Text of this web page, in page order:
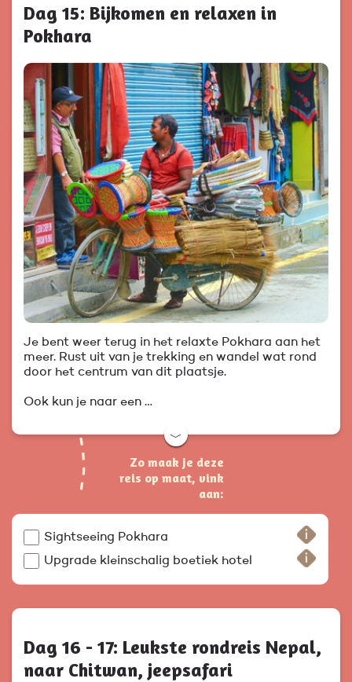
Dag 15: Bijkomen en relaxen in
Pokhara
Je bent weer terug in het relaxte Pokhara aan het
meer. Rust uit van je trekking en wandel wat rond
door het centrum van dit plaatsje.
Ook kun je naar een …
﹀
Zo maak je deze
reis op maat, vink
aan:
Sightseeing Pokhara
Upgrade kleinschalig boetiek hotel
Dag 16 - 17: Leukste rondreis Nepal,
naar Chitwan, jeepsafari